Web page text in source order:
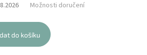
Možnosti doručení
do košíku